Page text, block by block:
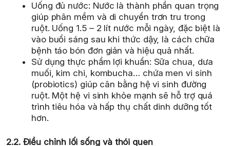
Uống đủ nước: Nước là thành phần quan trọng
giúp phân mềm và di chuyển trơn tru trong
ruột. Uống 1.5 – 2 lít nước mỗi ngày, đặc biệt là
vào buổi sáng sau khi thức dậy, là cách chữa
bệnh táo bón đơn giản và hiệu quả nhất.
Sử dụng thực phẩm lợi khuẩn: Sữa chua, dưa
muối, kim chi, kombucha… chứa men vi sinh
(probiotics) giúp cân bằng hệ vi sinh đường
ruột. Một hệ vi sinh khỏe mạnh sẽ hỗ trợ quá
trình tiêu hóa và hấp thụ chất dinh dưỡng tốt
hơn.
2.2. Điều chỉnh lối sống và thói quen